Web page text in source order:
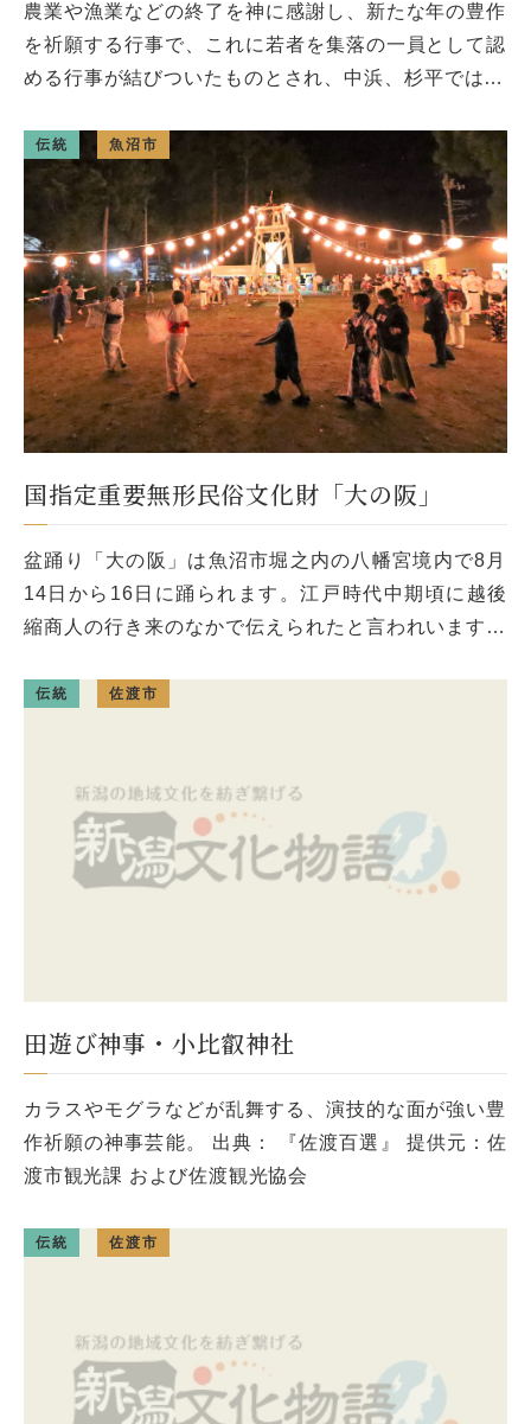
農業や漁業などの終了を神に感謝し、新たな年の豊作
を祈願する行事で、これに若者を集落の一員として認
める行事が結びついたものとされ、中浜、杉平では12
モチ米とアズキを炊いて二人 […]
伝統 魚沼市
国指定重要無形民俗文化財「大の阪」
盆踊り「大の阪」は魚沼市堀之内の八幡宮境内で8月
14日から16日に踊られます。江戸時代中期頃に越後
縮商人の行き来のなかで伝えられたと言われいます。
4年には「風流踊」の一つ […]
伝統 佐渡市
田遊び神事・小比叡神社
カラスやモグラなどが乱舞する、演技的な面が強い豊
作祈願の神事芸能。 出典： 『佐渡百選』 提供元：佐
渡市観光課 および佐渡観光協会
伝統 佐渡市